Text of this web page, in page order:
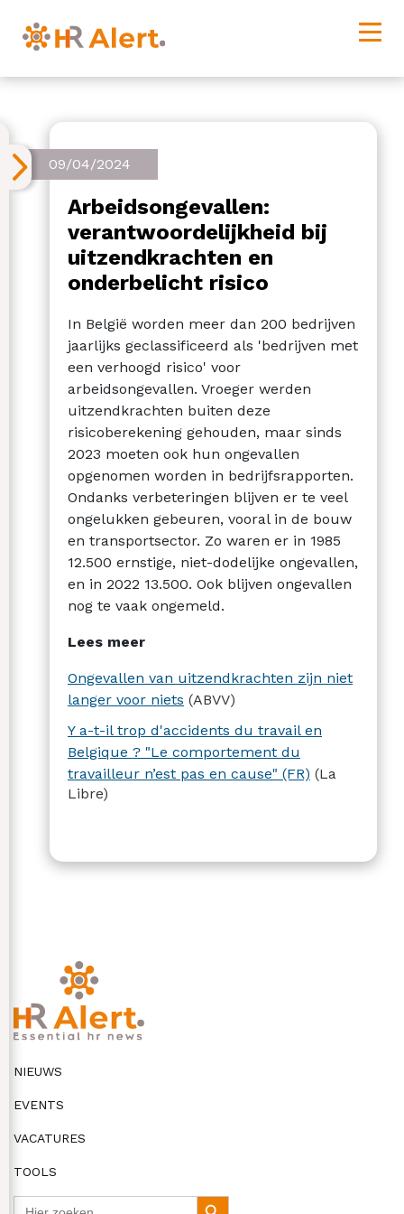
09/04/2024
Arbeidsongevallen:
verantwoordelijkheid bij
uitzendkrachten en
onderbelicht risico
In België worden meer dan 200 bedrijven
jaarlijks geclassificeerd als 'bedrijven met
een verhoogd risico' voor
arbeidsongevallen. Vroeger werden
uitzendkrachten buiten deze
risicoberekening gehouden, maar sinds
2023 moeten ook hun ongevallen
opgenomen worden in bedrijfsrapporten.
Ondanks verbeteringen blijven er te veel
ongelukken gebeuren, vooral in de bouw
en transportsector. Zo waren er in 1985
12.500 ernstige, niet-dodelijke ongevallen,
en in 2022 13.500. Ook blijven ongevallen
nog te vaak ongemeld.
Lees meer
Ongevallen van uitzendkrachten zijn niet
langer voor niets (ABVV)
Y a-t-il trop d'accidents du travail en
Belgique ? "Le comportement du
travailleur n’est pas en cause" (FR) (La
Libre)
NIEUWS
EVENTS
VACATURES
TOOLS
Zoekknop